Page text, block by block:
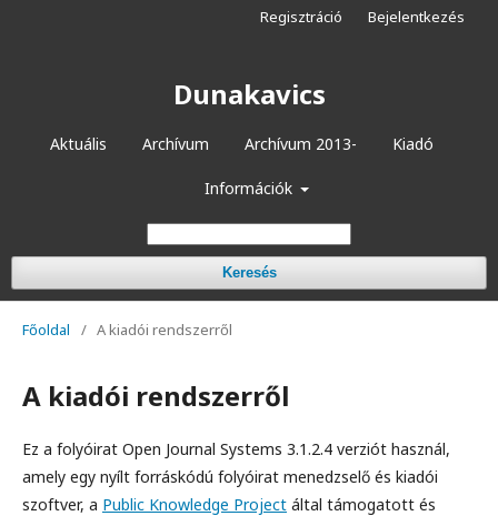
Dunakavics
Aktuális Archívum Archívum 2013- Kiadó
Információk
Keresés
Regisztráció Bejelentkezés
Főoldal / A kiadói rendszerről
A kiadói rendszerről
Ez a folyóirat Open Journal Systems 3.1.2.4 verziót használ,
amely egy nyílt forráskódú folyóirat menedzselő és kiadói
szoftver, a Public Knowledge Project által támogatott és